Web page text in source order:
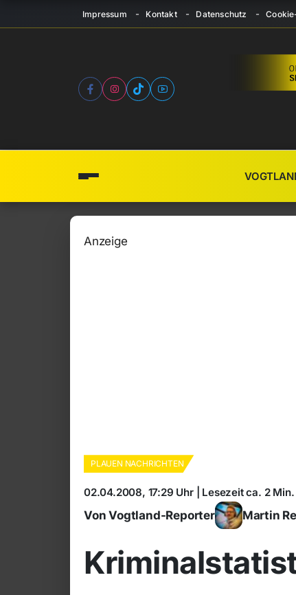
Impressum Kontakt Datenschutz
Anzeige
PLAUEN NACHRICHTEN
02.04.2008, 17:29 Uhr | Lesezeit ca. 2 Min. |
Von Vogtland-Reporter Martin